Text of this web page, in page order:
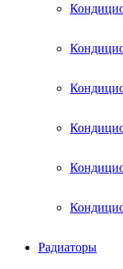
Радиаторы